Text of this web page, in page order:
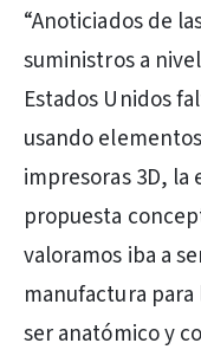
“Anoticiados de
suministros a
Estados Unidos
usando
impresoras 3D, la
propuesta
valoramos iba a
manufactura
ser anatómico y